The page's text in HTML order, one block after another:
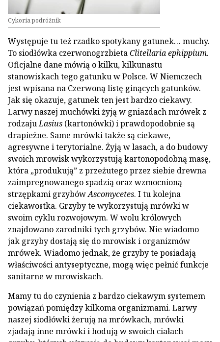
Cykoria podróżnik
Występuje tu też rzadko spotykany gatunek… muchy.
To siodłówka czerwonogrzbietaClitellaria ephippium.
Oficjalne dane mówią o kilku, kilkunastu
stanowiskach tego gatunku w Polsce. W Niemczech
jest wpisana na Czerwoną listę ginących gatunków.
Jak się okazuje, gatunek ten jest bardzo ciekawy.
Larwy naszej muchówki żyją w gniazdach mrówek z
rodzajuLasius (kartonówki)i prawdopodobnie są
drapieżne. Same mrówki także są ciekawe,
agresywne i terytorialne. Żyją w lasach, a do budowy
swoich mrowisk wykorzystują kartonopodobną masę,
która „produkują” z przeżutego przez siebie drewna
zaimpregnowanego spadzią oraz wzmocnioną
strzępkami grzybówAscomycetes. I tu kolejna
ciekawostka. Grzyby te wykorzystują mrówki w
swoim cyklu rozwojowym. W wolu królowych
znajdowano zarodniki tych grzybów. Nie wiadomo
jak grzyby dostają się do mrowisk i organizmów
mrówek. Wiadomo jednak, że grzyby te posiadają
właściwości antyseptyczne, mogą więc pełnić funkcje
sanitarne w mrowiskach.
Mamy tu do czynienia z bardzo ciekawym systemem
powiązań pomiędzy kilkoma organizmami. Larwy
naszej siodłówki żerują na mrówkach, mrówki
zjadają inne mrówki i hodują w swoich ciałach